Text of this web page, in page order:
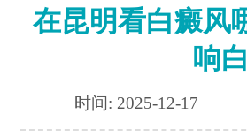
在昆明看白癜风
响
时间: 2025-12-17